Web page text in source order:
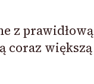
z prawidłową
coraz większą